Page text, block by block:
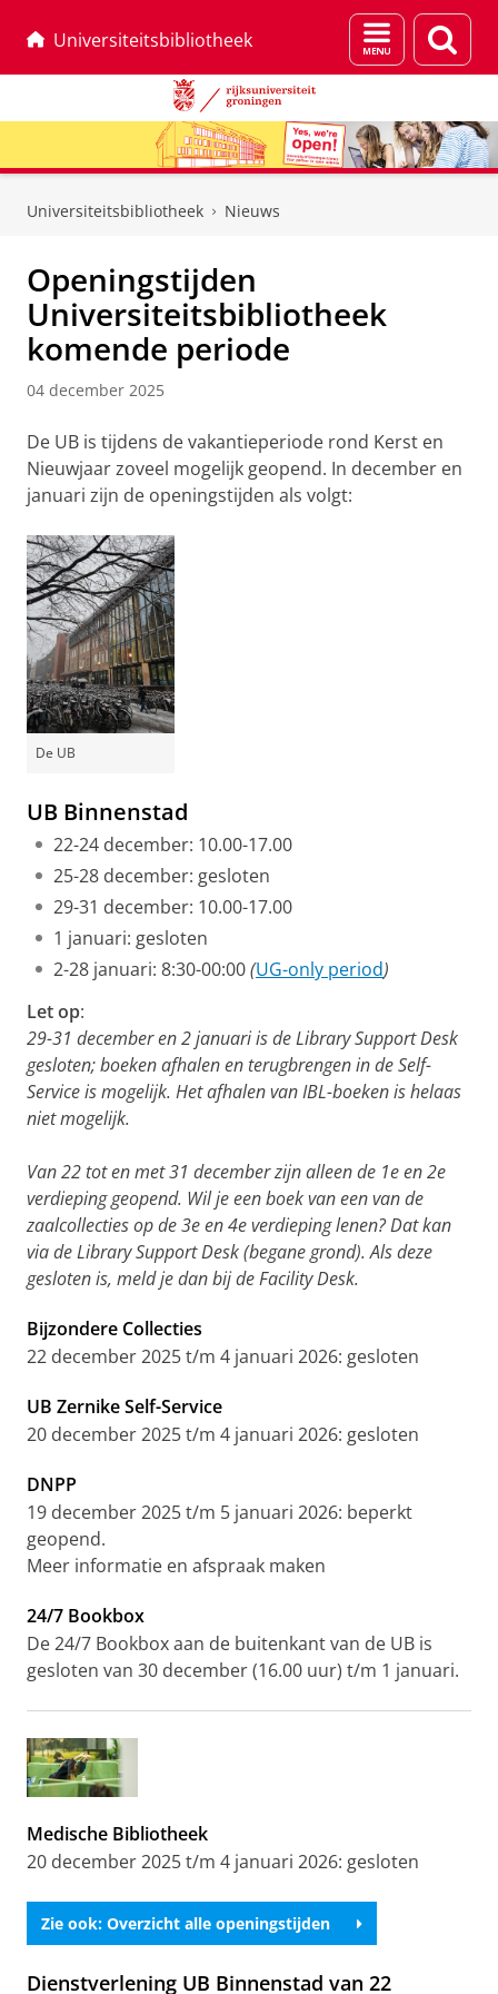
Universiteitsbibliotheek
Menu
en
Universiteitsbibliotheek Nieuws
Openingstijden
Universiteitsbibliotheek
komende periode
04 december 2025
De UB is tijdens de vakantieperiode rond Kerst en
Nieuwjaar zoveel mogelijk geopend. In december en
januari zijn de openingstijden als volgt:
De UB
UB Binnenstad
22-24 december: 10.00-17.00
25-28 december: gesloten
29-31 december: 10.00-17.00
1 januari: gesloten
2-28 januari: 8:30-00:00(UG-only period)
Let op:
29-31 december en 2 januari is de Library Support Desk
gesloten; boeken afhalen en terugbrengen in de Self-
Service is mogelijk. Het afhalen van IBL-boeken is helaas
niet mogelijk.
Van 22 tot en met 31 december zijn alleen de 1e en 2e
verdieping geopend. Wil je een boek van een van de
zaalcollecties op de 3e en 4e verdieping lenen? Dat kan
via de Library Support Desk (begane grond). Als deze
gesloten is, meld je dan bij de Facility Desk.
Bijzondere Collecties
22 december 2025 t/m 4 januari 2026: gesloten
UB Zernike Self-Service
20 december 2025 t/m 4 januari 2026: gesloten
DNPP
19 december 2025 t/m 5 januari 2026: beperkt
geopend.
Meer informatie en afspraak maken
24/7 Bookbox
De 24/7 Bookbox aan de buitenkant van de UB is
gesloten van 30 december (16.00 uur) t/m 1 januari.
Medische Bibliotheek
20 december 2025 t/m 4 januari 2026: gesloten
Zie ook: Overzicht alle openingstijden
Dienstverlening UB Binnenstad van 22